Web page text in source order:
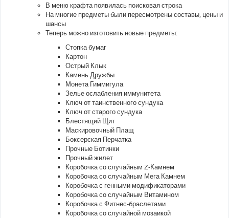
В меню крафта появилась поисковая строка
На многие предметы были пересмотрены составы, цены и
шансы
Теперь можно изготовить новые предметы:
Стопка бумаг
Картон
Острый Клык
Камень Дружбы
Монета Гиммигула
Зелье ослабления иммунитета
Ключ от таинственного сундука
Ключ от старого сундука
Блестящий Щит
Маскировочный Плащ
Боксерская Перчатка
Прочные Ботинки
Прочный жилет
Коробочка со случайным Z-Камнем
Коробочка со случайным Мега Камнем
Коробочка с генными модификаторами
Коробочка со случайным Витамином
Коробочка с Фитнес-браслетами
Коробочка со случайной мозаикой